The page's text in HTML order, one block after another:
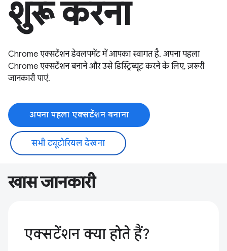
शुरू करना
Chrome एक्सटेंशन डेवलपमेंट में आपका स्वागत है. अपना पहला
Chrome एक्सटेंशन बनाने और उसे डिस्ट्रिब्यूट करने के लिए, ज़रूरी
जानकारी पाएं.
अपना पहला एक्सटेंशन बनाना
सभी ट्यूटोरियल देखना
खास जानकारी
एक्सटेंशन क्या होते हैं?